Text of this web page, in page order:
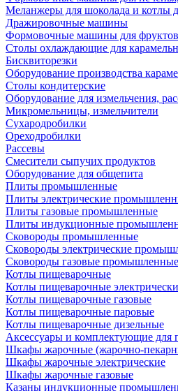
Меланжеры для шоколада и котлы
Дражировочные машины
Формовочные машины для
Столы охлаждающие для
Бисквиторезки
Оборудование производства
Столы кондитерские
Оборудование для измельчения,
Микромельницы, измельчители
Сухародробилки
Ореходробилки
Рассевы
Смесители сыпучих продуктов
Оборудование для общепита
Плиты промышленные
Плиты электрические
Плиты газовые промышленные
Плиты индукционные
Сковороды промышленные
Сковороды электрические
Сковороды газовые промышленные
Котлы пищеварочные
Котлы пищеварочные
Котлы пищеварочные газовые
Котлы пищеварочные паровые
Котлы пищеварочные дизельные
Аксессуары и комплектующие для
Шкафы жарочные (жарочно-
Шкафы жарочные электрические
Шкафы жарочные газовые
Казаны индукционные